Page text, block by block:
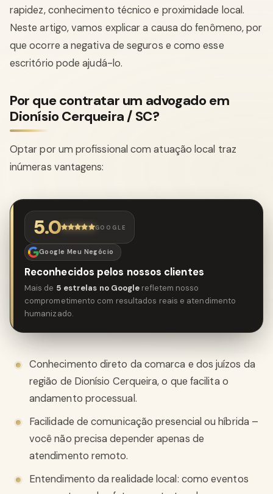
rapidez, conhecimento técnico e proximidade local.
Neste artigo, vamos explicar a causa do fenômeno, por
que ocorre a negativa de seguros e como esse
escritório pode ajudá-lo.
Por que contratar um advogado em
Dionísio Cerqueira / SC?
Optar por um profissional com atuação local traz
inúmeras vantagens:
5.0 GOOGLE
Google Meu Negócio
Reconhecidos pelos nossos clientes
Mais de 5 estrelas no Google refletem nosso
comprometimento com resultados reais e atendimento
humanizado.
Conhecimento direto da comarca e dos juízos da
região de Dionísio Cerqueira, o que facilita o
andamento processual.
Facilidade de comunicação presencial ou híbrida –
você não precisa depender apenas de
atendimento remoto.
Entendimento da realidade local: como eventos